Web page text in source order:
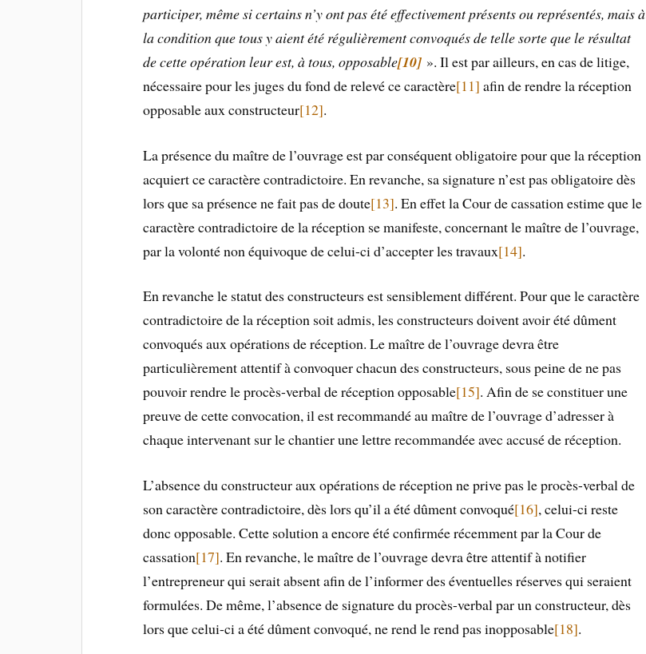
participer, même si certains n’y ont pas été effectivement présents ou représentés, mais à
la condition que tous y aient été régulièrement convoqués de telle sorte que le résultat
de cette opération leur est, à tous, opposable[10] ». Il est par ailleurs, en cas de litige,
nécessaire pour les juges du fond de relevé ce caractère[11] afin de rendre la réception
opposable aux constructeur[12].
La présence du maître de l’ouvrage est par conséquent obligatoire pour que la réception
acquiert ce caractère contradictoire. En revanche, sa signature n’est pas obligatoire dès
lors que sa présence ne fait pas de doute[13]. En effet la Cour de cassation estime que le
caractère contradictoire de la réception se manifeste, concernant le maître de l’ouvrage,
par la volonté non équivoque de celui-ci d’accepter les travaux[14].
En revanche le statut des constructeurs est sensiblement différent. Pour que le caractère
contradictoire de la réception soit admis, les constructeurs doivent avoir été dûment
convoqués aux opérations de réception. Le maître de l’ouvrage devra être
particulièrement attentif à convoquer chacun des constructeurs, sous peine de ne pas
pouvoir rendre le procès-verbal de réception opposable[15]. Afin de se constituer une
preuve de cette convocation, il est recommandé au maître de l’ouvrage d’adresser à
chaque intervenant sur le chantier une lettre recommandée avec accusé de réception.
L’absence du constructeur aux opérations de réception ne prive pas le procès-verbal de
son caractère contradictoire, dès lors qu’il a été dûment convoqué[16], celui-ci reste
donc opposable. Cette solution a encore été confirmée récemment par la Cour de
cassation[17]. En revanche, le maître de l’ouvrage devra être attentif à notifier
l’entrepreneur qui serait absent afin de l’informer des éventuelles réserves qui seraient
formulées. De même, l’absence de signature du procès-verbal par un constructeur, dès
lors que celui-ci a été dûment convoqué, ne rend le rend pas inopposable[18].